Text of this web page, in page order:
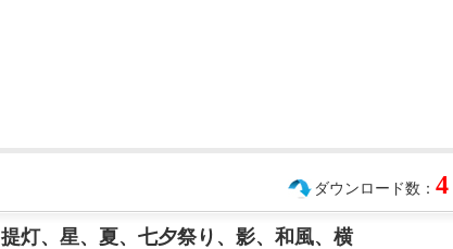
ダウンロード数： 4
提灯、星、夏、七夕祭り、影、和風、横